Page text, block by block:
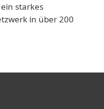
starkes
in über 200